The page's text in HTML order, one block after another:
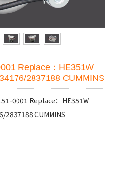
Replace：HE351W
2837188 CUMMINS
0001 Replace：HE351W
2837188 CUMMINS